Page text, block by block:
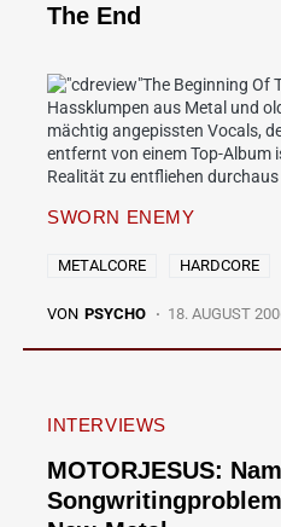
The End
"The Beginning Of
Hassklumpen aus Metal und
mächtig angepissten Vocals,
entfernt von einem Top-Album
Realität zu entfliehen
SWORN ENEMY
METALCORE HARDCORE
VON PSYCHO 18. AUGUST
INTERVIEWS
MOTORJESUS: